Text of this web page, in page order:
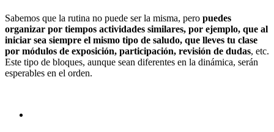
Sabemos que la rutina no puede ser la misma, pero puedes
organizar por tiempos actividades similares, por ejemplo, que al
iniciar sea siempre el mismo tipo de saludo, que lleves tu clase
por módulos de exposición, participación, revisión de dudas, etc.
Este tipo de bloques, aunque sean diferentes en la dinámica, serán
esperables en el orden.